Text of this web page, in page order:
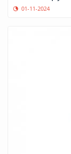
01-11-2024